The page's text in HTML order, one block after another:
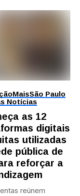
MaisSão Paulo
Notícias
as 12
digitais
utilizadas
pública de
reforçar a
reúnem